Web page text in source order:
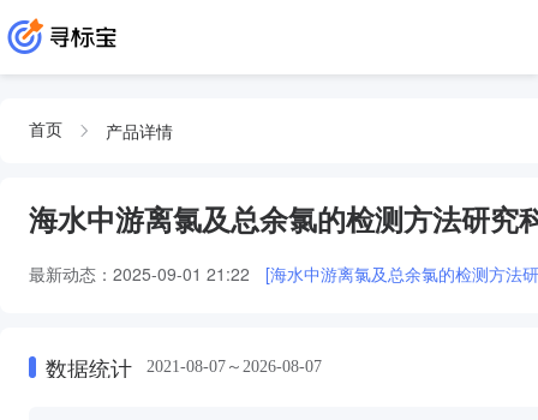
首页 产品详情
海水中游离氯及总余氯的检测方法研究
最新动态： 2025-09-01 21:22 [海水中游离氯及总余氯的检测方法
数据统计 2021-08-07～2026-08-07